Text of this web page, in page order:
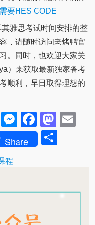
要HES CODE
雅思考试时间安排的整
，请随时访问老烤鸭官
。同时，也欢迎大家关
）来获取最新独家备考
顺利，早日取得理想的
WhatsApp
Messenger
Share